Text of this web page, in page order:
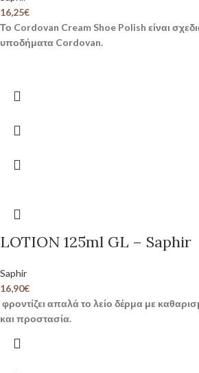
16,25€
Το Cordovan Cream Shoe Polish είναι
υποδήματα Cordovan.
LOTION 125ml GL – Saphir
Saphir
16,90€
φροντίζει απαλά το λείο δέρμα με
και προστασία.